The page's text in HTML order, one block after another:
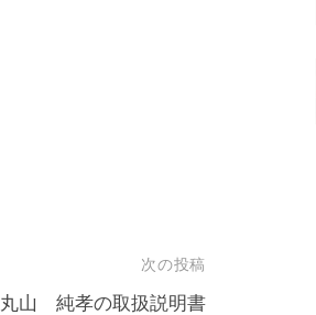
次の投稿
丸山 純孝の取扱説明書